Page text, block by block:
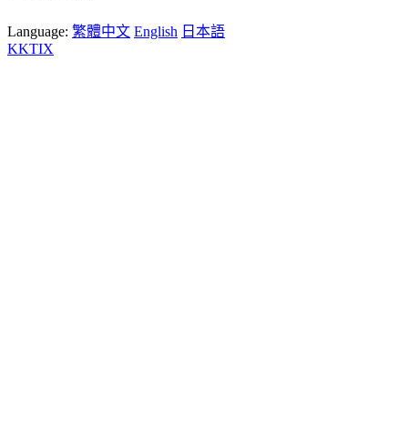
Language: 繁體中文 English 日本語
KKTIX